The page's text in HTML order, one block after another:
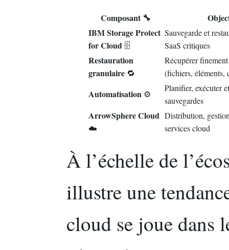
Composant 🔧
IBM Storage Protect
for Cloud 🗄️
Sauvegarde et
SaaS critiques
Restauration
granulaire 🔁
Récupérer
(fichiers, éléments,
Automatisation ⚙️
Planifier, exécuter
sauvegardes
ArrowSphere Cloud
☁️
Distribution,
services cloud
À l’échelle de
illustre une
cloud se joue dans